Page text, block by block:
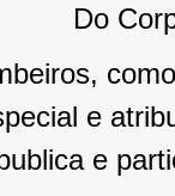
Do
e
e